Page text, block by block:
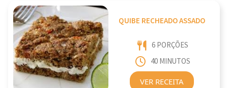
QUIBE RECHEADO ASSADO
6 PORÇÕES
40 MINUTOS
VER RECEITA